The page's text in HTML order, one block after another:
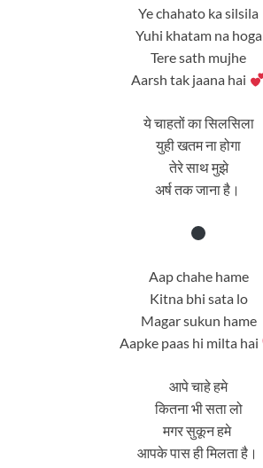
Ye chahato ka silsila
Yuhi khatam na hoga
Tere sath mujhe
Aarsh tak jaana hai
ये चाहतों का सिलसिला
युही खतम ना होगा
तेरे साथ मुझे
अर्ष तक जाना है।
Aap chahe hame
Kitna bhi sata lo
Magar sukun hame
Aapke paas hi milta hai
आपे चाहे हमे
कितना भी सता लो
मगर सुकून हमे
आपके पास ही मिलता है।